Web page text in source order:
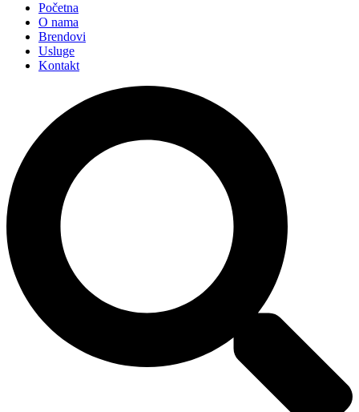
Početna
O nama
Brendovi
Usluge
Kontakt